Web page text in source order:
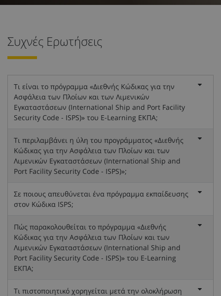
Συχνές Ερωτήσεις
Τι είναι το πρόγραμμα «Διεθνής Κώδικας για την
Ασφάλεια των Πλοίων και των Λιμενικών
Εγκαταστάσεων (International Ship and Port Facility
Security Code - ISPS)» του E-Learning ΕΚΠΑ;
Τι περιλαμβάνει η ύλη του προγράμματος «Διεθνής
Κώδικας για την Ασφάλεια των Πλοίων και των
Λιμενικών Εγκαταστάσεων (International Ship and
Port Facility Security Code - ISPS)»;
Σε ποιους απευθύνεται ένα πρόγραμμα εκπαίδευσης
στον Κώδικα ISPS;
Πώς παρακολουθείται το πρόγραμμα «Διεθνής
Κώδικας για την Ασφάλεια των Πλοίων και των
Λιμενικών Εγκαταστάσεων (International Ship and
Port Facility Security Code - ISPS)» του E-Learning
ΕΚΠΑ;
Τι πιστοποιητικό χορηγείται μετά την ολοκλήρωση